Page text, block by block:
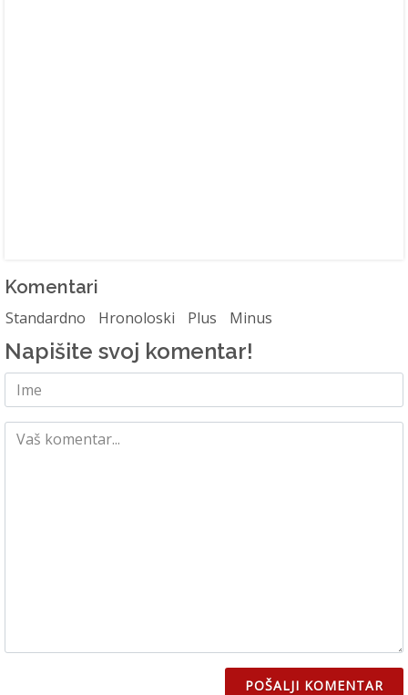
Komentari
Standardno Hronoloski Plus Minus
Napišite svoj komentar!
POŠALJI KOMENTAR